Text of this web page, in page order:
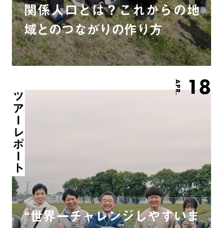
関係人口とは？これからの地
域とのつながりの作り方
APR. 18
ツアーレポート
“世界一チャレンジしやすいま